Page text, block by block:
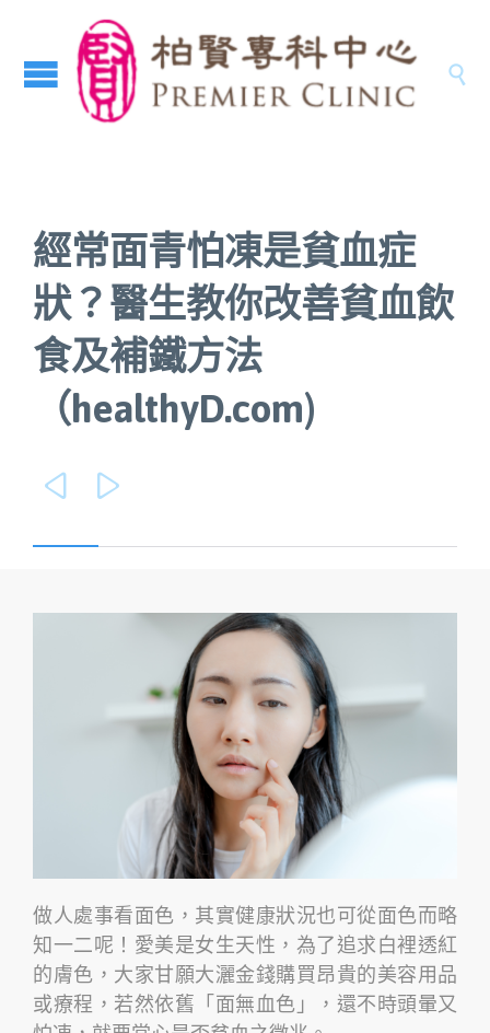

經常面青怕凍是貧血症
狀？醫生教你改善貧血飲
食及補鐵方法
（healthyD.com)
 
做人處事看面色，其實健康狀況也可從面色而略
知一二呢！愛美是女生天性，為了追求白裡透紅
的膚色，大家甘願大灑金錢購買昂貴的美容用品
或療程，若然依舊「面無血色」，還不時頭暈又